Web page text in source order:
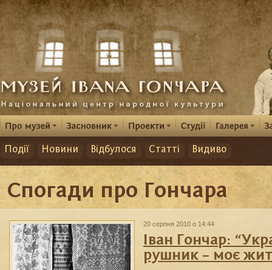
Події Новини Відбулося Статті Видиво
Спогади про Гончара
20 серпня 2010 о 14:44
Іван Гончар:
рушник – моє